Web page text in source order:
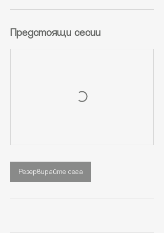
Предстоящи сесии
Резервирайте сега